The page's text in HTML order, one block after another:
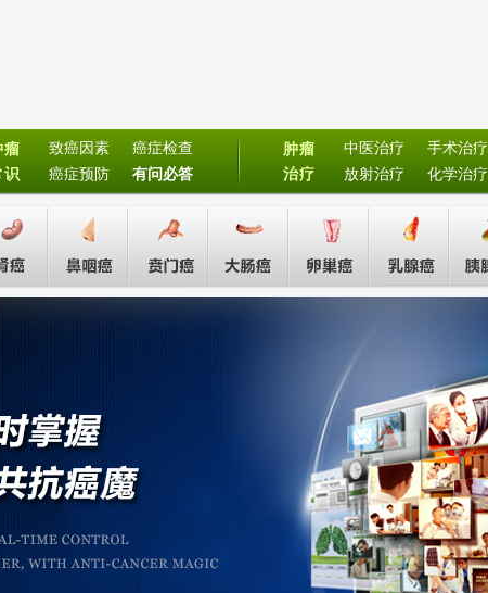
瘤
识
致癌因素
癌症检查
癌症预防
有问必答
肿瘤
治疗
中医治疗
手术治疗
放射治疗
化学治疗